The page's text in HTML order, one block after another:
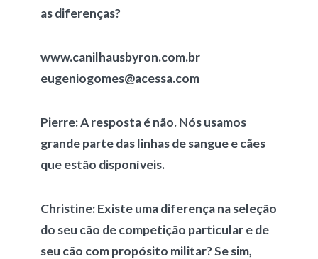
as diferenças?
www.canilhausbyron.com.br
eugeniogomes@acessa.com
Pierre:A resposta é não. Nós usamos
grande parte das linhas de sangue e cães
que estão disponíveis.
Christine:Existe uma diferença na seleção
do seu cão de competição particular e de
seu cão com propósito militar? Se sim,